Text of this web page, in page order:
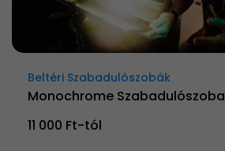
Beltéri Szabadulószobák
Monochrome Szabadulószoba
11 000 Ft-tól